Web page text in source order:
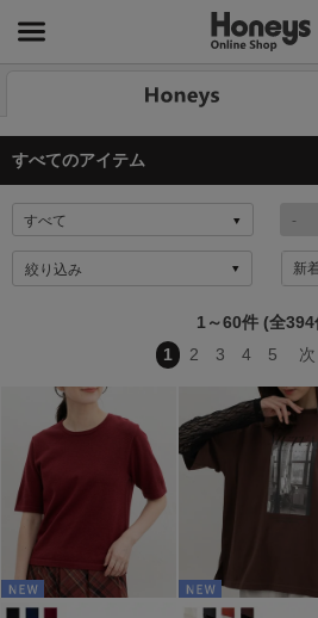
すべてのアイテム
絞り込み
1～60件 (全394
1
2 3 4 5 次